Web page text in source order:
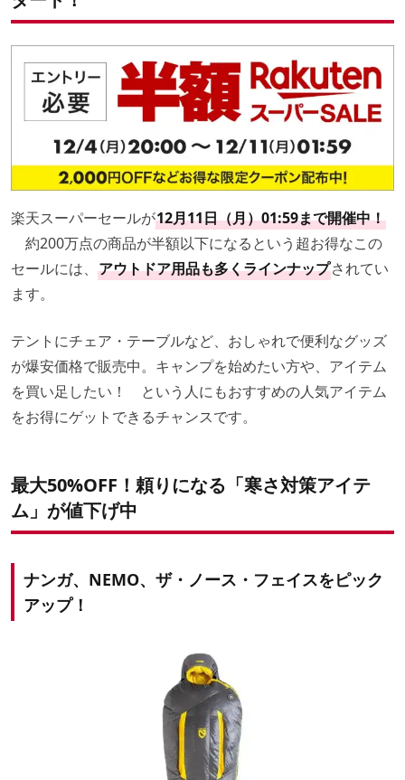
楽天スーパーセールが12月11日（月）01:59まで開催中！
約200万点の商品が半額以下になるという超お得なこの
セールには、 アウトドア用品も多くラインナップされてい
ます。
テントにチェア・テーブルなど、おしゃれで便利なグッズ
が爆安価格で販売中。キャンプを始めたい方や、アイテム
を買い足したい！ という人にもおすすめの人気アイテム
をお得にゲットできるチャンスです。
最大50%OFF！頼りになる「寒さ対策アイテ
ム」が値下げ中
ナンガ、NEMO、ザ・ノース・フェイスをピック
アップ！